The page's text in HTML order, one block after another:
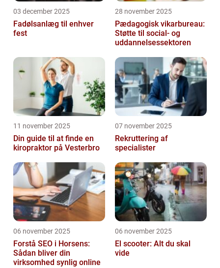
03 december 2025
Fadølsanlæg til enhver
fest
28 november 2025
Pædagogisk vikarbureau:
Støtte til social- og
uddannelsessektoren
11 november 2025
Din guide til at finde en
kiropraktor på Vesterbro
07 november 2025
Rekruttering af
specialister
06 november 2025
Forstå SEO i Horsens:
Sådan bliver din
virksomhed synlig online
06 november 2025
El scooter: Alt du skal
vide